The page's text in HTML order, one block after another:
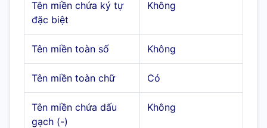
Tên miền chứa ký tự
đặc biệt
Không
Tên miền toàn số Không
Tên miền toàn chữ Có
Tên miền chứa dấu
gạch (-)
Không